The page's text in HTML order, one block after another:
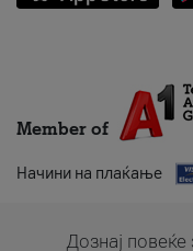
Member of
Начини на плаќање
Дознај